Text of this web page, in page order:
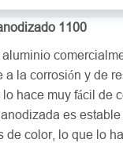
1100
a la corrosión y de
hace muy fácil de
es
de color, lo que lo